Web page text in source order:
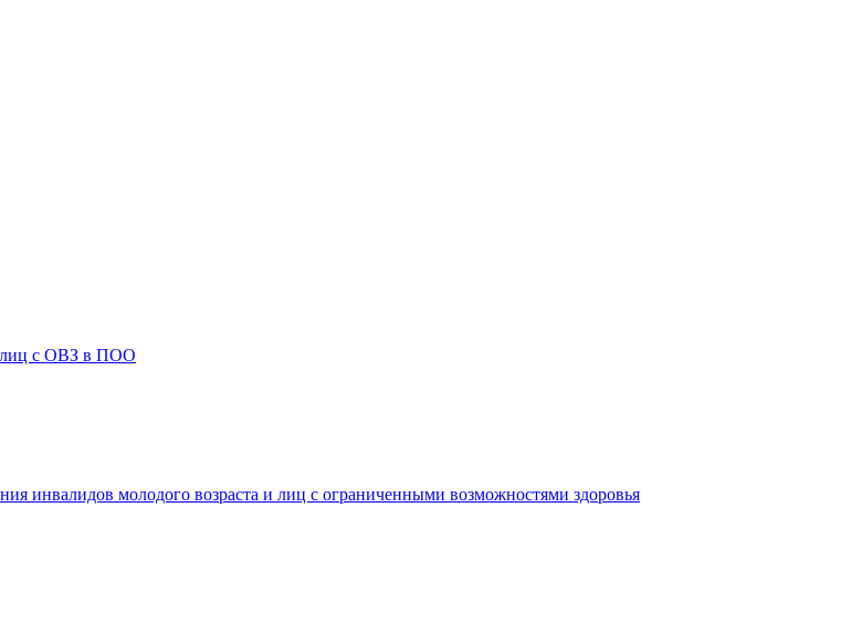
лиц с ОВЗ в ПОО
инвалидов молодого возраста и лиц с ограниченными возможностями здоровья